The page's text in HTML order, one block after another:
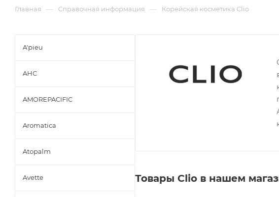
Главная — Справочная информация — Корейская косметика Clio
Товары Clio в нашем
A'pieu
AHC
AMOREPACIFIC
Aromatica
Atopalm
Avette